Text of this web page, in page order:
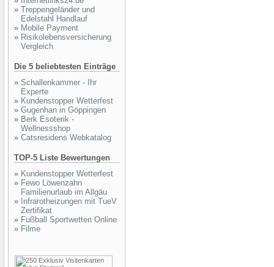
» Treppengeländer und
Edelstahl Handlauf
» Mobile Payment
» Risikolebensversicherung
Vergleich
Die 5 beliebtesten Einträge
» Schallenkammer - Ihr
Experte
» Kundenstopper Wetterfest
» Gugenhan in Göppingen
» Berk Esoterik -
Wellnessshop
» Catsresidens Webkatalog
TOP-5 Liste Bewertungen
» Kundenstopper Wetterfest
» Fewo Löwenzahn
Familienurlaub im Allgäu
» Infrarotheizungen mit TueV
Zertifikat
» Fußball Sportwetten Online
» Filme